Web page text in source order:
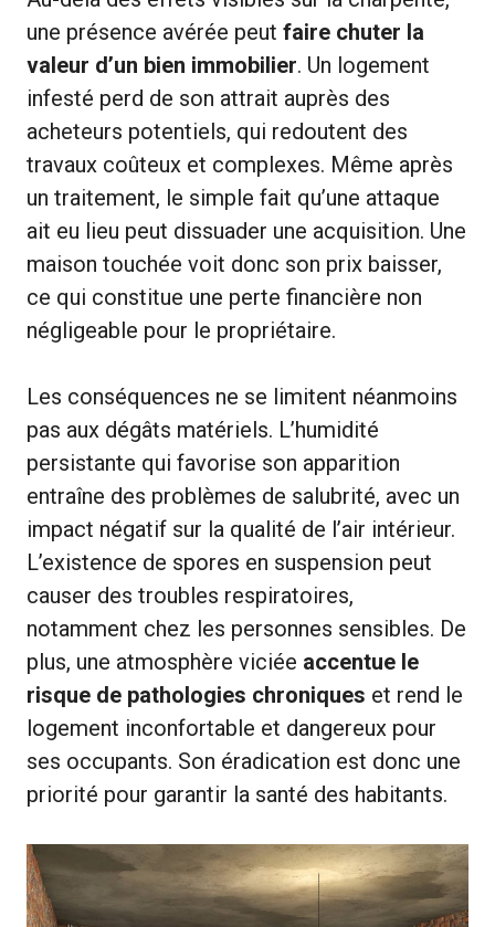
une présence avérée peut faire chuter la
valeur d’un bien immobilier. Un logement
infesté perd de son attrait auprès des
acheteurs potentiels, qui redoutent des
travaux coûteux et complexes. Même après
un traitement, le simple fait qu’une attaque
ait eu lieu peut dissuader une acquisition. Une
maison touchée voit donc son prix baisser,
ce qui constitue une perte financière non
négligeable pour le propriétaire.
Les conséquences ne se limitent néanmoins
pas aux dégâts matériels. L’humidité
persistante qui favorise son apparition
entraîne des problèmes de salubrité, avec un
impact négatif sur la qualité de l’air intérieur.
L’existence de spores en suspension peut
causer des troubles respiratoires,
notamment chez les personnes sensibles. De
plus, une atmosphère viciée accentue le
risque de pathologies chroniques et rend le
logement inconfortable et dangereux pour
ses occupants. Son éradication est donc une
priorité pour garantir la santé des habitants.